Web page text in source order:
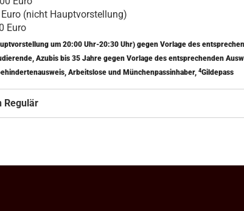
(nicht Hauptvorstellung)
Euro
um 20:00 Uhr-20:30 Uhr) gegen Vorlage des
Azubis bis 35 Jahre gegen Vorlage des entsprechenden
Arbeitslose und Münchenpassinhaber, 4Gildepass
Regulär